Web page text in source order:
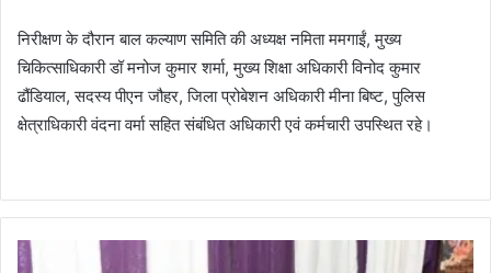
निरीक्षण के दौरान बाल कल्याण समिति की अध्यक्ष नमिता ममगाईं, मुख्य
चिकित्साधिकारी डॉ मनोज कुमार शर्मा, मुख्य शिक्षा अधिकारी विनोद कुमार
ढौंडियाल, सदस्य पीएन जौहर, जिला प्रोबेशन अधिकारी मीना बिष्ट, पुलिस
क्षेत्राधिकारी वंदना वर्मा सहित संबंधित अधिकारी एवं कर्मचारी उपस्थित रहे।